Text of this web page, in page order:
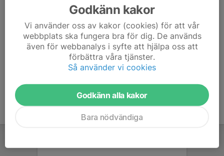
Vi tar OKK bussen men kan behöva föräldrar som kör.
Anmälan senast söndag 20 aug.
Godkänn kakor
Vi använder oss av kakor (cookies) för att vår
webbplats ska fungera bra för dig. De används
även för webbanalys i syfte att hjälpa oss att
förbättra våra tjänster.
Så använder vi cookies
Godkänn alla kakor
Bara nödvändiga